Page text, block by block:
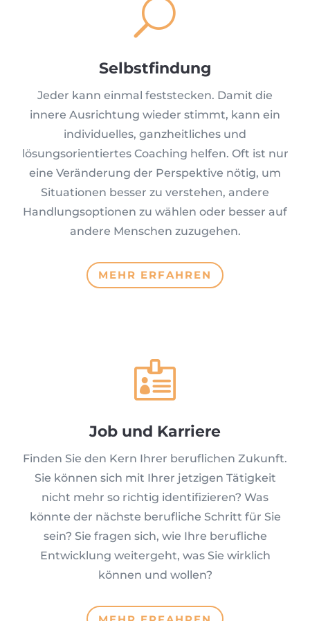
U
Selbstfindung
Jeder kann einmal feststecken. Damit die
innere Ausrichtung wieder stimmt, kann ein
individuelles, ganzheitliches und
lösungsorientiertes Coaching helfen. Oft ist nur
eine Veränderung der Perspektive nötig, um
Situationen besser zu verstehen, andere
Handlungsoptionen zu wählen oder besser auf
andere Menschen zuzugehen.
MEHR ERFAHREN

Job und Karriere
Finden Sie den Kern Ihrer beruflichen Zukunft.
Sie können sich mit Ihrer jetzigen Tätigkeit
nicht mehr so richtig identifizieren? Was
könnte der nächste berufliche Schritt für Sie
sein? Sie fragen sich, wie Ihre berufliche
Entwicklung weitergeht, was Sie wirklich
können und wollen?